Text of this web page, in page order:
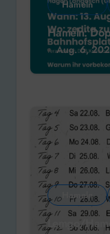
Hameln
Hameln:
Aug. 6,
Hameln
Lemgo/